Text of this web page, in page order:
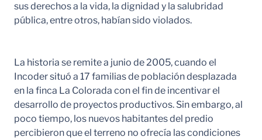
sus derechos a la vida, la dignidad y la salubridad
pública, entre otros, habían sido violados.
La historia se remite a junio de 2005, cuando el
Incoder situó a 17 familias de población desplazada
en la finca La Colorada con el fin de incentivar el
desarrollo de proyectos productivos. Sin embargo, al
poco tiempo, los nuevos habitantes del predio
percibieron que el terreno no ofrecía las condiciones